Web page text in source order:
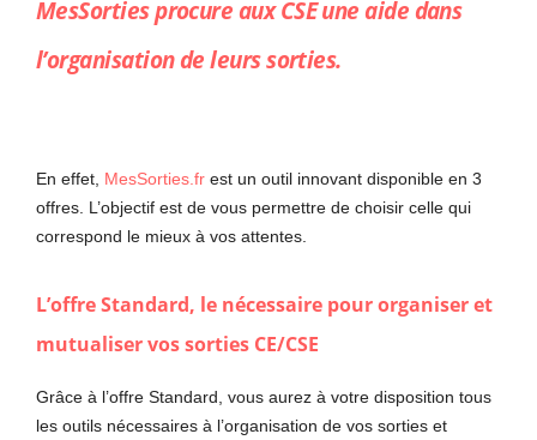
MesSorties procure aux CSE une aide dans
l’organisation de leurs sorties.
En effet, MesSorties.fr est un outil innovant disponible en 3
offres. L’objectif est de vous permettre de choisir celle qui
correspond le mieux à vos attentes.
L’offre Standard, le nécessaire pour organiser et
mutualiser vos sorties CE/CSE
Grâce à l’offre Standard, vous aurez à votre disposition tous
les outils nécessaires à l’organisation de vos sorties et